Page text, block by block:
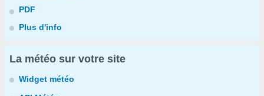
PDF
Plus d'info
La météo sur votre site
Widget météo